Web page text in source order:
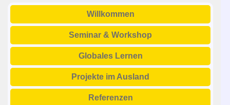
Willkommen
Seminar & Workshop
Globales Lernen
Projekte im Ausland
Referenzen